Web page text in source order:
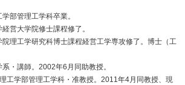
部管理工学科卒業。
営大学院修士課程修了。
理工学研究科博士課程経営工学専攻修了。博士（工
・講師。2002年6月同助教授。
工学部管理工学科・准教授。2011年4月同教授、現